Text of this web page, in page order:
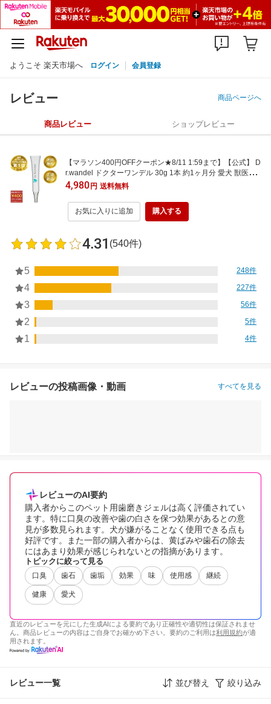
ようこそ 楽天市場へ ログイン 会員登録
レビュー 商品ページへ
商品レビュー ショップレビュー
【マラソン400円OFFクーポン★8/11 1:59まで】【公式】 D
r.wandel ドクターワンデル 30g 1本 約1ヶ月分 愛犬 獣医師
共同開発 犬用デンタルケア ジェル リボーテ(re:beaute)公式
ストア正規品 犬 口臭 ペット 口臭ケア ペット 歯磨き
4,980円 送料無料
お気に入りに追加 購入する
4.31 (540件)
5 248件
4 227件
3 56件
2 5件
1 4件
レビューの投稿画像・動画 すべてを見る
レビューのAI要約
購入者からこのペット用歯磨きジェルは高く評価されてい
ます。特に口臭の改善や歯の白さを保つ効果があるとの意
見が多数見られます。犬が嫌がることなく使用できる点も
好評です。また一部の購入者からは、黄ばみや歯石の除去
にはあまり効果が感じられないとの指摘があります。
トピックに絞って見る
口臭 歯石 歯垢 効果 味 使用感 継続
健康 愛犬
直近のレビューを元にした生成AIによる要約であり正確性や適切性は保証されませ
ん。商品レビューの内容はご自身でお確かめ下さい。要約のご利用は利用規約が適
用されます。
レビュー一覧 並び替え 絞り込み